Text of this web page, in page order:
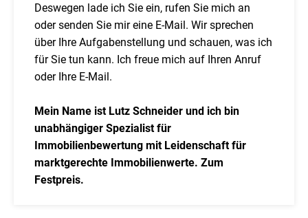
Deswegen lade ich Sie ein, rufen Sie mich an
oder senden Sie mir eine E-Mail. Wir sprechen
über Ihre Aufgabenstellung und schauen, was ich
für Sie tun kann. Ich freue mich auf Ihren Anruf
oder Ihre E-Mail.
Mein Name ist Lutz Schneider und ich bin
unabhängiger Spezialist für
Immobilienbewertung mit Leidenschaft für
marktgerechte Immobilienwerte. Zum
Festpreis.